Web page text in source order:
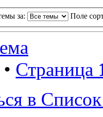
за: Поле
Страница
в